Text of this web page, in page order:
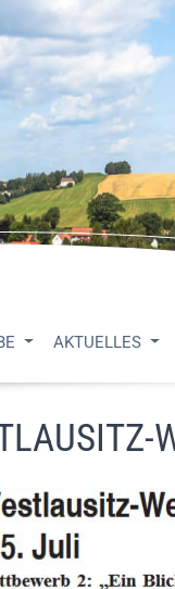
AKTUELLES